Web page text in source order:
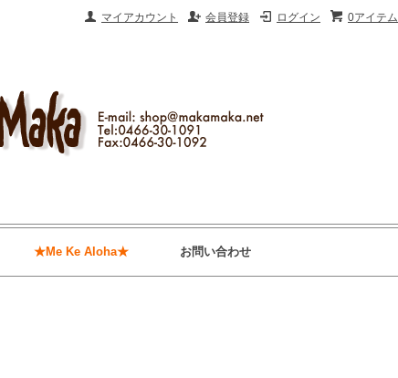
0アイテム
ログイン
会員登録
マイアカウント
★Me Ke Aloha★ お問い合わせ